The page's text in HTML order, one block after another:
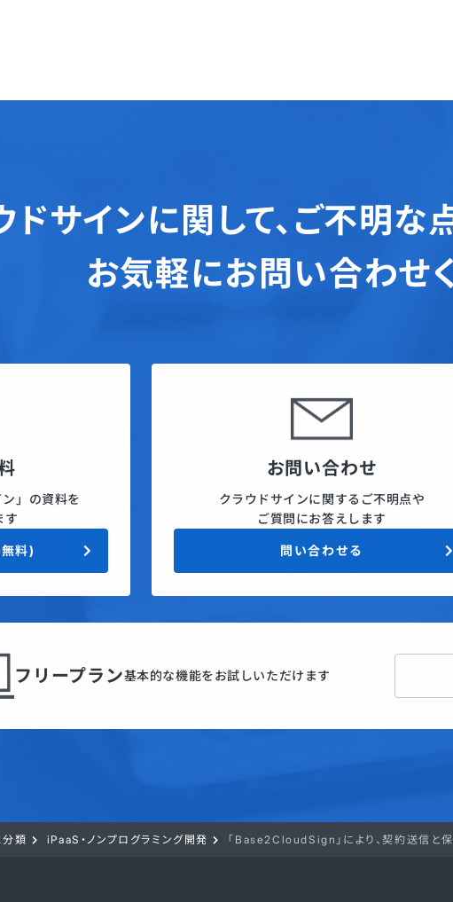
ドサインに関して、 ご不明な
お気軽にお問い合わせ
」の資料を
す
料)
お問い合わせ
クラウドサインに関するご不明点や
ご質問にお答えします
問い合わせる
フリープラン基本的な機能をお試しいただけます
分類 iPaaS・ノンプログラミング開発 「Base2CloudSign」により、契約送信と